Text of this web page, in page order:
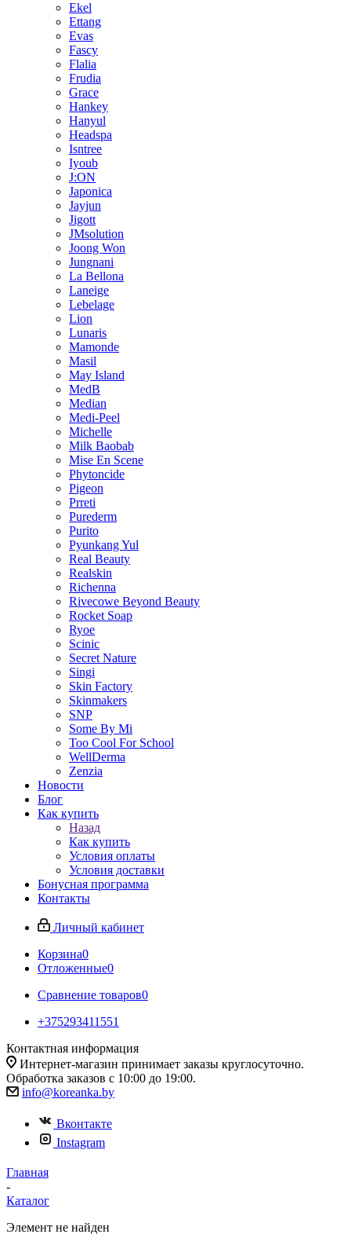
Ekel
Ettang
Evas
Fascy
Flalia
Frudia
Grace
Hankey
Hanyul
Headspa
Isntree
Iyoub
J:ON
Japonica
Jayjun
Jigott
JMsolution
Joong Won
Jungnani
La Bellona
Laneige
Lebelage
Lion
Lunaris
Mamonde
Masil
May Island
MedB
Median
Medi-Peel
Michelle
Milk Baobab
Mise En Scene
Phytoncide
Pigeon
Prreti
Purederm
Purito
Pyunkang Yul
Real Beauty
Realskin
Richenna
Rivecowe Beyond Beauty
Rocket Soap
Ryoe
Scinic
Secret Nature
Singi
Skin Factory
Skinmakers
SNP
Some By Mi
Too Cool For School
WellDerma
Zenzia
Новости
Блог
Как купить
Назад
Как купить
Условия оплаты
Условия доставки
Бонусная программа
Контакты
Личный кабинет
Корзина0
Отложенные0
Сравнение товаров0
+375293411551
Контактная информация
Интернет-магазин принимает заказы круглосуточно.
Обработка заказов с 10:00 до 19:00.
info@koreanka.by
Вконтакте
Instagram
Главная
-
Каталог
Элемент не найден